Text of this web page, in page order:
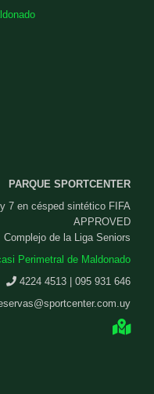
PARQUE SPORTCENTER
7 en césped sintético FIFA
APPROVED
Complejo de la Liga Seniors
Perimetral de Maldonado
4224 4513 | 095 931 646